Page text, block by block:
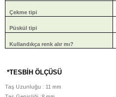
Çekme tipi
Püskül tipi
Kullandıkça renk alır mı?
*TESBİH ÖLÇÜSÜ
Taş Uzunluğu : 11 mm